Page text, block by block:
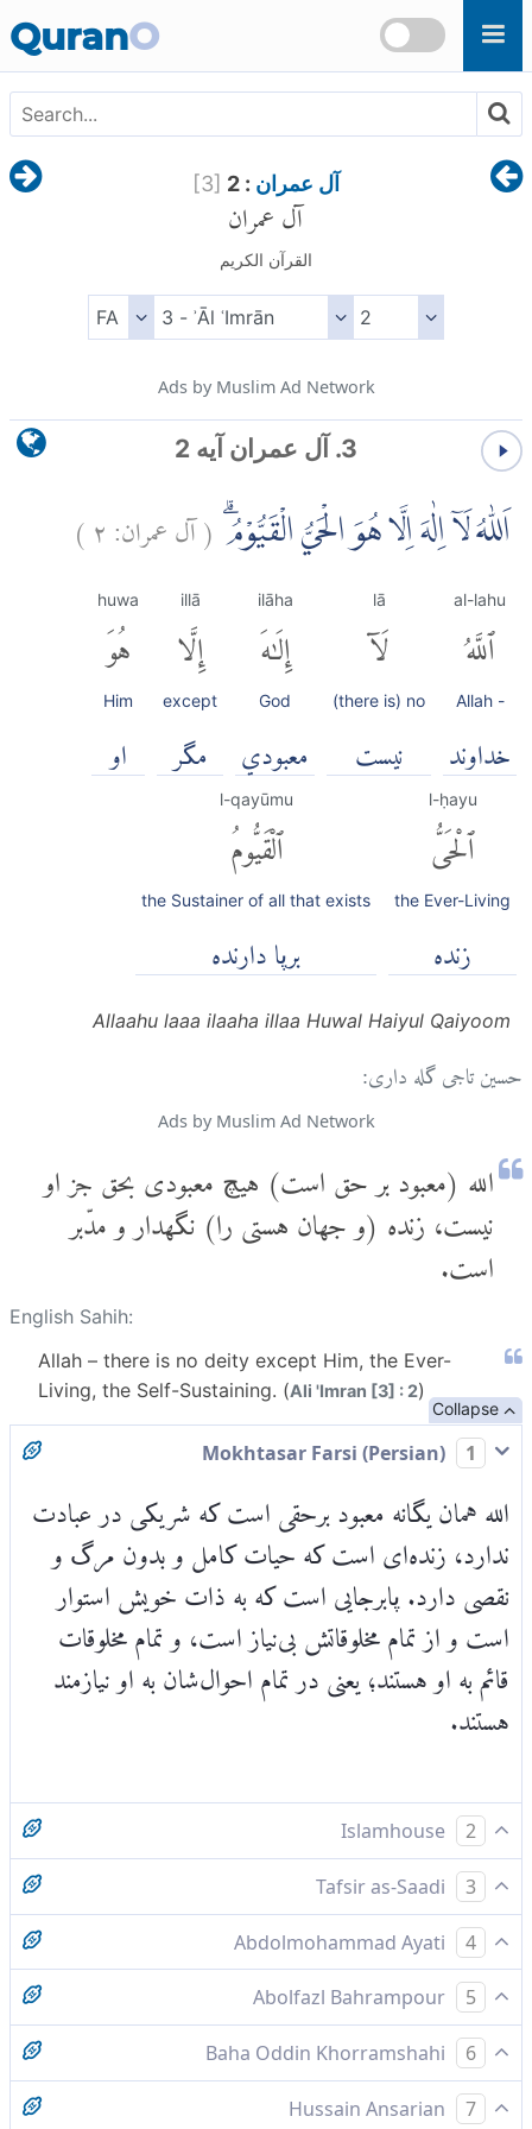
QuranO
[3] آل عمران : 2
آل عمران
القرآن الكريم
Ads by Muslim Ad Network
3. آل عمران آیه 2
اَللّٰهُ لَآ اِلٰهَ اِلَّا هُوَ الْحَيُّ الْقَيُّوْمُۗ (آل عمران:٢)
al-lahu
ٱللَّهُ
Allah -
خداوند
lā
لَآ
(there is) no
نيست
ilāha
إِلَٰهَ
God
معبودي
illā
إِلَّا
except
مگر
huwa
هُوَ
Him
او
l-ḥayu
ٱلْحَىُّ
the Ever-Living
زنده
l-qayūmu
ٱلْقَيُّومُ
the Sustainer of all that exists
برپا دارنده
Allaahu laaa ilaaha illaa Huwal Haiyul Qaiyoom
حسین تاجی گله داری:
Ads by Muslim Ad Network
الله (معبود بر حق است) هیچ معبودی بحق جز او
نیست، زنده (و جهان هستی را) نگهدار و مدّبر
است.
English Sahih:
Allah – there is no deity except Him, the Ever-
Living, the Self-Sustaining. (Ali 'Imran [3] : 2)
Collapse
1
الله همان یگانه معبود برحقی است که شریکی در عبادت
ندارد، زنده‌ای است که حیات کامل و بدون مرگ و
نقصی دارد. پابرجایی است که به ذات خویش استوار
است و از تمام مخلوقاتش بی‌نیاز است، و تمام مخلوقات
قائم به او هستند؛ یعنی در تمام احوال‌شان به او نیازمند
هستند.
2
الله [معبودِ راستین است؛] هیچ معبودی [به‌حق] جز او
نیست؛ زندۀ پاینده [و قائم به ذات] است.
3
Please check ayah 3:6 for complete tafsir.
4
اللّه است كه هيچ خدايى جز او نيست، زنده است و
پاينده است
5
خداست كه هيچ معبودى جز او نيست و زنده‌ى پاينده
است
6
خداوند است آنکه جز او خدایی نیست و زنده پاینده
7